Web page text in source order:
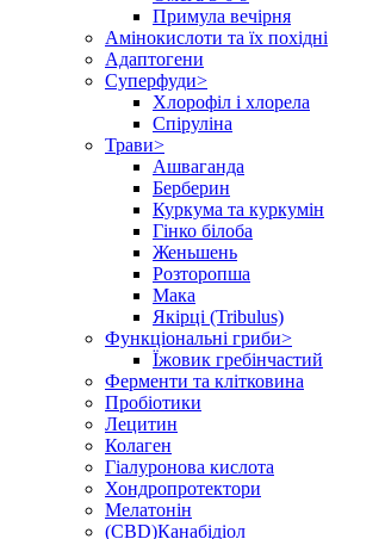
Примула вечірня
Амінокислоти та їх похідні
Адаптогени
Суперфуди>
Хлорофіл і хлорела
Спіруліна
Трави>
Ашваганда
Берберин
Куркума та куркумін
Гінко білоба
Женьшень
Розторопша
Мака
Якірці (Tribulus)
Функціональні гриби>
Їжовик гребінчастий
Ферменти та клітковина
Пробіотики
Лецитин
Колаген
Гіалуронова кислота
Хондропротектори
Мелатонін
(CBD)Канабідіол